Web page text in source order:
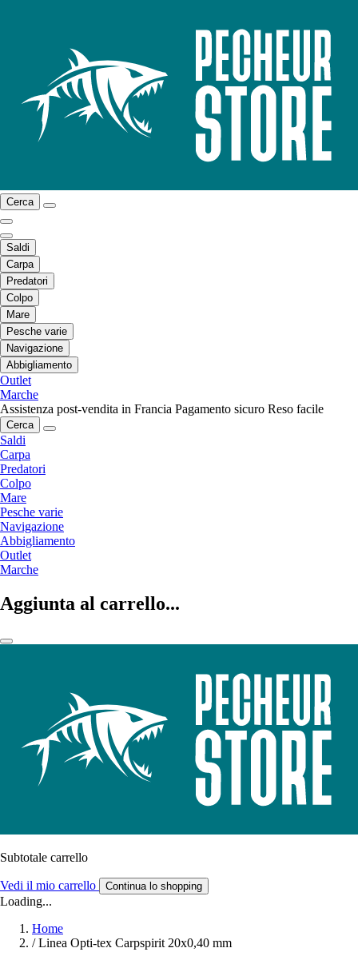
Cerca
Saldi
Carpa
Predatori
Colpo
Mare
Pesche varie
Navigazione
Abbigliamento
Outlet
Marche
Assistenza post-vendita in Francia Pagamento sicuro Reso facile
Cerca
Saldi
Carpa
Predatori
Colpo
Mare
Pesche varie
Navigazione
Abbigliamento
Outlet
Marche
Aggiunta al carrello...
Subtotale carrello
Vedi il mio carrello Continua lo shopping
Loading...
Home
/ Linea Opti-tex Carpspirit 20x0,40 mm